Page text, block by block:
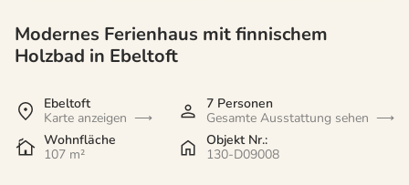
Modernes Ferienhaus mit finnischem
Holzbad in Ebeltoft
Ebeltoft
Karte anzeigen
7 Personen
Gesamte Ausstattung sehen
Wohnfläche
107 m²
Objekt Nr.:
130-D09008